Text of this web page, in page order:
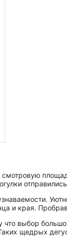
и края.
выбор
щедрых